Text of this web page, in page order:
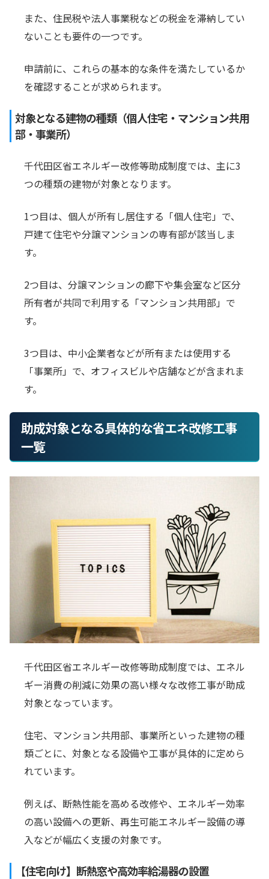
また、住民税や法人事業税などの税金を滞納してい
ないことも要件の一つです。
申請前に、これらの基本的な条件を満たしているか
を確認することが求められます。
対象となる建物の種類（個人住宅・マンション共用
部・事業所）
千代田区省エネルギー改修等助成制度では、主に3
つの種類の建物が対象となります。
1つ目は、個人が所有し居住する「個人住宅」で、
戸建て住宅や分譲マンションの専有部が該当しま
す。
2つ目は、分譲マンションの廊下や集会室など区分
所有者が共同で利用する「マンション共用部」で
す。
3つ目は、中小企業者などが所有または使用する
「事業所」で、オフィスビルや店舗などが含まれま
す。
助成対象となる具体的な省エネ改修工事
一覧
千代田区省エネルギー改修等助成制度では、エネル
ギー消費の削減に効果の高い様々な改修工事が助成
対象となっています。
住宅、マンション共用部、事業所といった建物の種
類ごとに、対象となる設備や工事が具体的に定めら
れています。
例えば、断熱性能を高める改修や、エネルギー効率
の高い設備への更新、再生可能エネルギー設備の導
入などが幅広く支援の対象です。
【住宅向け】断熱窓や高効率給湯器の設置